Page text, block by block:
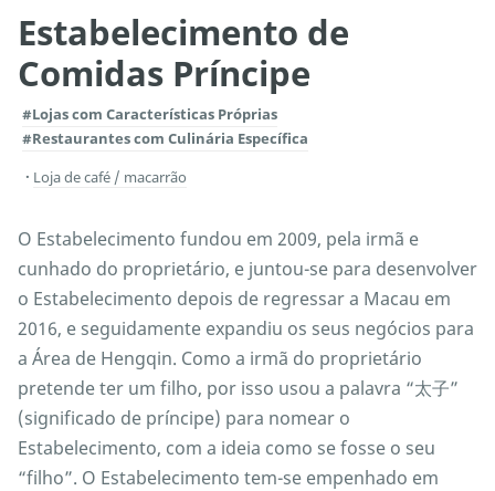
Estabelecimento de
Comidas Príncipe
#Lojas com Características Próprias
#Restaurantes com Culinária Específica
Loja de café / macarrão
O Estabelecimento fundou em 2009, pela irmã e
cunhado do proprietário, e juntou-se para desenvolver
o Estabelecimento depois de regressar a Macau em
2016, e seguidamente expandiu os seus negócios para
a Área de Hengqin. Como a irmã do proprietário
pretende ter um filho, por isso usou a palavra “太子”
(significado de príncipe) para nomear o
Estabelecimento, com a ideia como se fosse o seu
“filho”. O Estabelecimento tem-se empenhado em